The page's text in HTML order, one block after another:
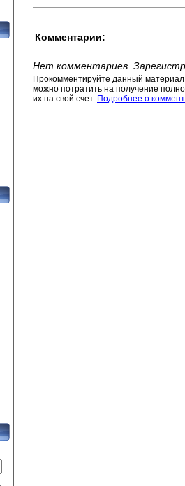
Комментарии:
Нет комментариев.
Прокомментируйте данный
можно потратить на получение
их на свой счет. Подробнее о